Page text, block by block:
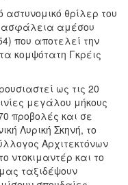
θρίλερ του
ασφάλεια αμέσου
που αποτελεί την
κομψότατη Γκρέις
ως τις 20
μεγάλου μήκους
προβολές και σε
Λυρική Σκηνή, το
Αρχιτεκτόνων
ντοκιμαντέρ και το
ταξιδέψουν